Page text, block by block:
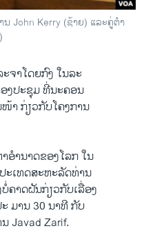
John Kerry (ຊ້າຍ) ແລະຄູ່ຕໍາ
ຈາໂດຍ​ກົງ ​ໃນ​ລະ
ງ​ປະຊຸມ ທີ່​ນະຄອນ
າ ​ກ່ຽວ​ກັບ​ໂຄງການ​
ອໍານາດຂອງ​ໂລ​ກ ​ໃນ
ະ​ເທດສະຫະລັດທ່ານ
ຄາດ​ຝັນ​ກ່ຽວ​ກັບ​ເລື່ອງ
ມານ 30 ນາທີ ກັບ
Javad Zarif.